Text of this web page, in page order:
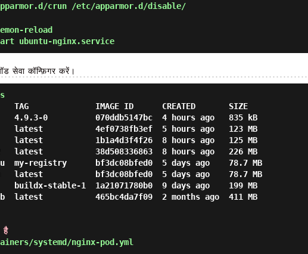
crun /etc/apparmor.d/disable/
reload
ubuntu-nginx.service
सेवा कॉन्फ़िगर करें।
TAG              IMAGE ID      CREATED       SIZE
4.9.3-0          070ddb5147bc  4 hours ago   835 kB
latest           4ef0738fb3ef  5 hours ago   123 MB
latest           1b1a4d3f4f26  8 hours ago   125 MB
latest           38d508336863  8 hours ago   226 MB
my-registry      bf3dc08bfed0  5 days ago    78.7 MB
latest           bf3dc08bfed0  5 days ago    78.7 MB
buildx-stable-1  1a21071780b0  9 days ago    199 MB
latest           465bc4da7f09  2 months ago  411 MB
है
systemd/nginx-pod.yml